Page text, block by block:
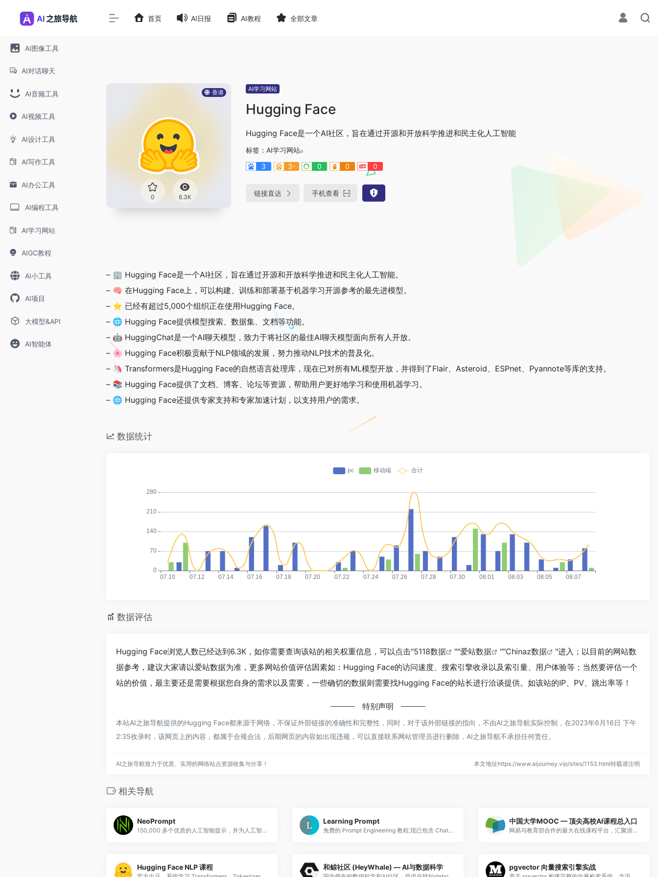
AI图像工具
AI对话聊天
AI音频工具
AI视频工具
AI设计工具
AI写作工具
AI办公工具
AI编程工具
AI学习网站
AIGC教程
AI小工具
AI项目
大模型&API
AI智能体
首页 AI日报 AI教程 全部文章
香港
0 6.3K
AI学习网站
Hugging Face
Hugging Face是一个AI社区，旨在通过开源和开放科学推进和民主化人工智能
标签： AI学习网站
3
3- 0 0 0
链接直达 手机查看
– 🏢 Hugging Face是一个AI社区，旨在通过开源和开放科学推进和民主化人工智能。
– 🧠 在Hugging Face上，可以构建、训练和部署基于机器学习开源参考的最先进模型。
– ⭐️ 已经有超过5,000个组织正在使用Hugging Face。
– 🌐 Hugging Face提供模型搜索、数据集、文档等功能。
– 🤖 HuggingChat是一个AI聊天模型，致力于将社区的最佳AI聊天模型面向所有人开放。
– 🌸 Hugging Face积极贡献于NLP领域的发展，努力推动NLP技术的普及化。
– 🦄 Transformers是Hugging Face的自然语言处理库，现在已对所有ML模型开放，并得到了Flair、Asteroid、ESPnet、Pyannote等库的支持。
– 📚 Hugging Face提供了文档、博客、论坛等资源，帮助用户更好地学习和使用机器学习。
– 🌐 Hugging Face还提供专家支持和专家加速计划，以支持用户的需求。
数据统计
数据评估
Hugging Face浏览人数已经达到6.3K，如你需要查询该站的相关权重信息，可以点击"5118数据 ""爱站数据 ""Chinaz数据
"进入；以目前的网站数
据参考，建议大家请以爱站数据为准，更多网站价值评估因素如：Hugging Face的访问速度、搜索引擎收录以及索引量、用户体验等；当然要评估一个
站的价值，最主要还是需要根据您自身的需求以及需要，一些确切的数据则需要找Hugging Face的站长进行洽谈提供。如该站的IP、PV、跳出率等！
特别声明
本站AI之旅导航提供的Hugging Face都来源于网络，不保证外部链接的准确性和完整性，同时，对于该外部链接的指向，不由AI之旅导航实际控制，在2023年6月16日 下午
2:35收录时，该网页上的内容，都属于合规合法，后期网页的内容如出现违规，可以直接联系网站管理员进行删除，AI之旅导航不承担任何责任。
AI之旅导航致力于优质、实用的网络站点资源收集与分享！ 本文地址https://www.aijourney.vip/sites/1153.html转载请注明
相关导航
NeoPrompt
150,000 多个优质的人工智能提示，并为人工智能时代做好准备！生成更好的输出，节省时间和 API 成本。
Learning Prompt
免费的 Prompt Engineering 教程,现已包含 ChatGPT 和 Midjourney 教程
中国大学MOOC — 顶尖高校AI课程总入口
网易与教育部合作的最大在线课程平台，汇聚浙大、清华、北大等高校AI课程：浙大机器学习、北大TensorFlow实践等，可获官方证书。
Hugging Face NLP 课程 和鲸社区 (HeyWhale) — AI与数据科学 pgvector 向量搜索引擎实战